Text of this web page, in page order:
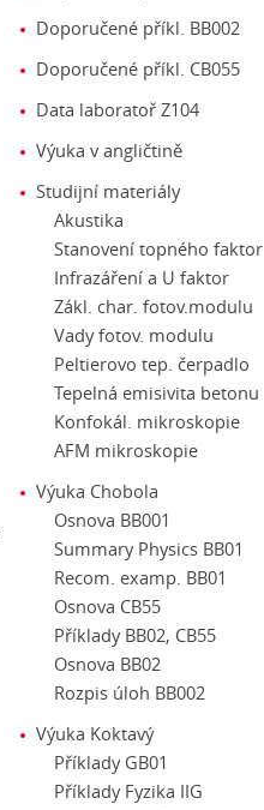
Doporučené příkl. BB002
Doporučené příkl. CB055
Data laboratoř Z104
Výuka v angličtině
Studijní materiály
Akustika
Stanovení topného faktor
Infrazáření a U faktor
Zákl. char. fotov.modulu
Vady fotov. modulu
Peltierovo tep. čerpadlo
Tepelná emisivita betonu
Konfokál. mikroskopie
AFM mikroskopie
Výuka Chobola
Osnova BB001
Summary Physics BB01
Recom. examp. BB01
Osnova CB55
Příklady BB02, CB55
Osnova BB02
Rozpis úloh BB002
Výuka Koktavý
Příklady GB01
Příklady Fyzika IIG